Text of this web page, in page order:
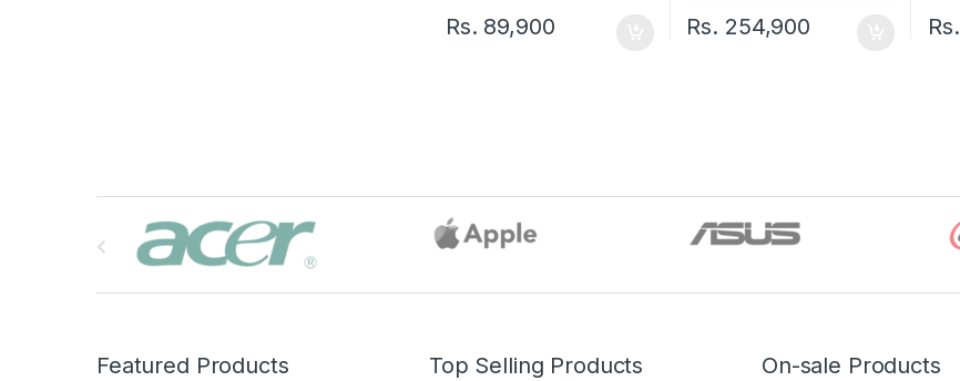
Rs. 89,900 Rs. 254,900 Rs.
Featured Products Top Selling Products On-sale Products